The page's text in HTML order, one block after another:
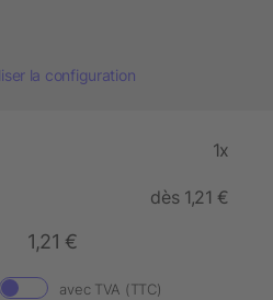
la configuration
1x
dès 1,21 €
1,21 €
avec TVA (TTC)